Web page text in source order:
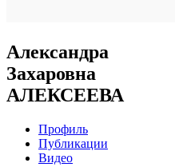
Александра
Захаровна
АЛЕКСЕЕВА
Профиль
Публикации
Видео